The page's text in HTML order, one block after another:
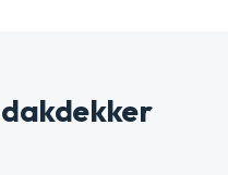
dakdekker